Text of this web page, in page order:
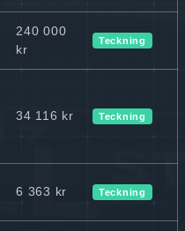
240 000
kr
Teckning
34 116 kr Teckning
6 363 kr Teckning